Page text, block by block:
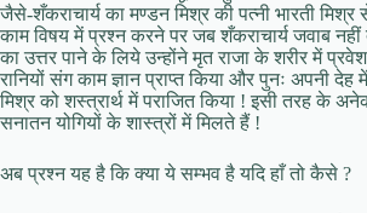
जैसे-शँकराचार्य का मण्डन मिश्र की पत्नी भारती मिश्र
काम विषय में प्रश्न करने पर जब शँकराचार्य जवाब नहीं
का उत्तर पाने के लिये उन्होंने मृत राजा के शरीर में
रानियों संग काम ज्ञान प्राप्त किया और पुनः अपनी देह
मिश्र को शस्त्रार्थ में पराजित किया ! इसी तरह के
सनातन योगियों के शास्त्रों में मिलते हैं !
अब प्रश्न यह है कि क्या ये सम्भव है यदि हाँ तो कैसे ?